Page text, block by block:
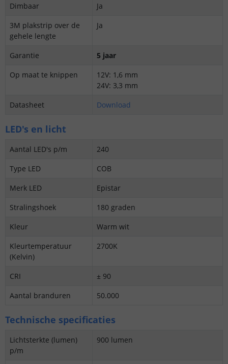
Dimbaar
Ja
3M plakstrip over de
gehele lengte
Ja
Garantie
5 jaar
Op maat te knippen
12V: 1,6 mm
24V: 3,3 mm
Datasheet
Download
LED's en licht
Aantal LED's p/m
240
Type LED
COB
Merk LED
Epistar
Stralingshoek
180 graden
Kleur
Warm wit
Kleurtemperatuur
(Kelvin)
2700K
CRI
± 90
Aantal branduren
50.000
Technische specificaties
Lichtsterkte (lumen)
p/m
900 lumen